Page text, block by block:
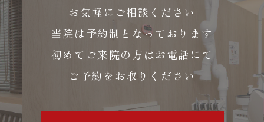
お気軽にご相談ください
当院は予約制となっております
初めてご来院の方はお電話にて
ご予約をお取りください